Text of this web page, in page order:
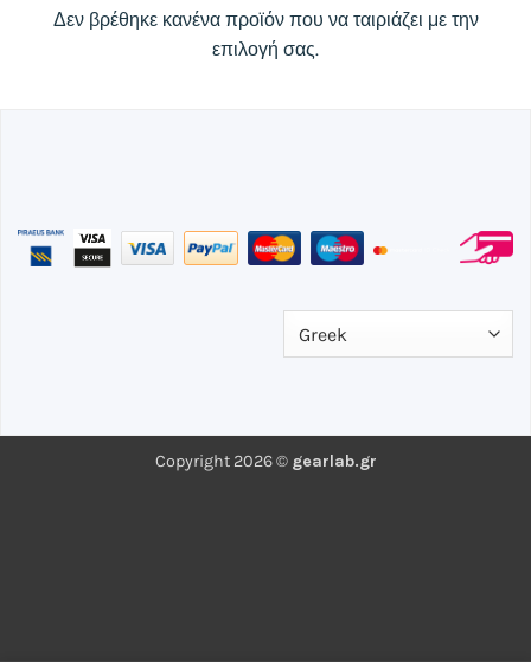
Δεν βρέθηκε κανένα προϊόν που να ταιριάζει με την
επιλογή σας.
Copyright 2026 © gearlab.gr